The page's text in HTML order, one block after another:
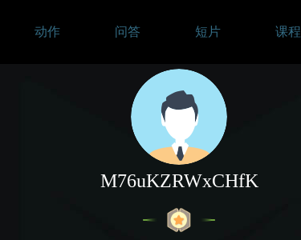
动作 问答 短片 课程
M76uKZRWxCHfK